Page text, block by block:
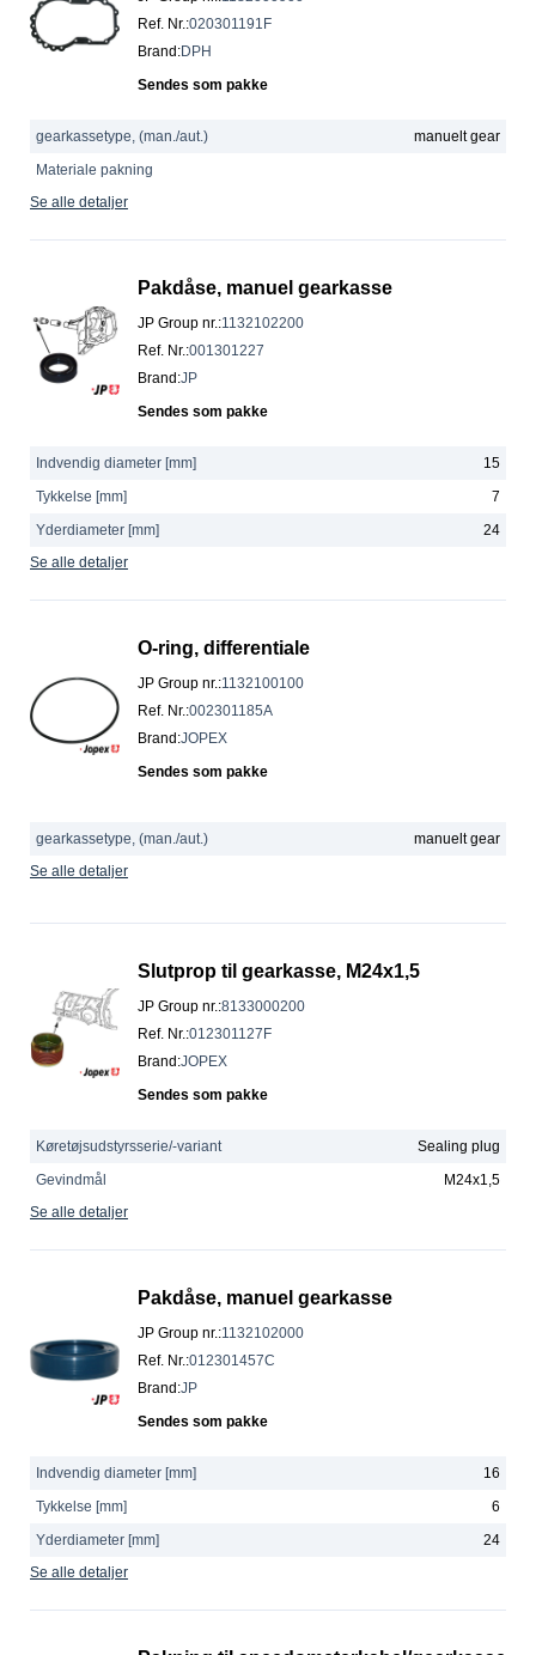
Ref. Nr.:020301191F
Brand :DPH
Sendes som pakke
gearkassetype, (man./aut.)
manuelt gear
Materiale pakning
Se alle detaljer
Pakdåse, manuel gearkasse
JP Group nr.:1132102200
Ref. Nr.:001301227
Brand :JP
Sendes som pakke
Indvendig diameter [mm]
15
Tykkelse [mm]
7
Yderdiameter [mm]
24
Se alle detaljer
O-ring, differentiale
JP Group nr.:1132100100
Ref. Nr.:002301185A
Brand :JOPEX
Sendes som pakke
gearkassetype, (man./aut.)
manuelt gear
Se alle detaljer
Slutprop til gearkasse, M24x1,5
JP Group nr.:8133000200
Ref. Nr.:012301127F
Brand :JOPEX
Sendes som pakke
Køretøjsudstyrsserie/-variant
Sealing plug
Gevindmål
M24x1,5
Se alle detaljer
Pakdåse, manuel gearkasse
JP Group nr.:1132102000
Ref. Nr.:012301457C
Brand :JP
Sendes som pakke
Indvendig diameter [mm]
16
Tykkelse [mm]
6
Yderdiameter [mm]
24
Se alle detaljer